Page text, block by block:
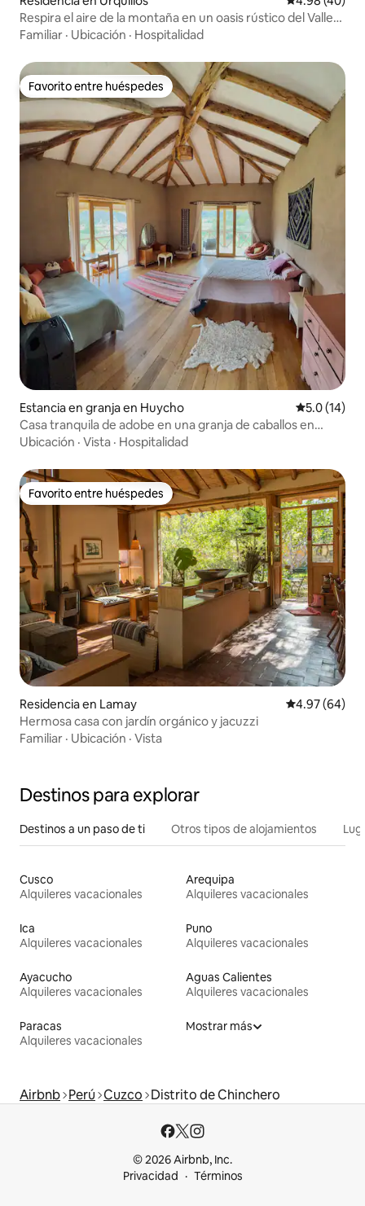
Respira el aire de la montaña en un oasis rústico del Valle
Sagrado
Familiar · Ubicación · Hospitalidad
Favorito entre huéspedes
Favorito entre huéspedes
Estancia en granja en Huycho Calificación
5.0 (14)
Casa tranquila de adobe en una granja de caballos en
Huaran/Arin
Ubicación · Vista · Hospitalidad
Favorito entre huéspedes
Favorito entre huéspedes
Residencia en Lamay Calificación
4.97 (64)
Hermosa casa con jardín orgánico y jacuzzi
Familiar · Ubicación · Vista
Destinos para explorar
Destinos a un paso de ti Otros tipos de alojamientos
Cusco
Alquileres vacacionales
Arequipa
Alquileres vacacionales
Ica
Alquileres vacacionales
Puno
Alquileres vacacionales
Ayacucho
Alquileres vacacionales
Aguas Calientes
Alquileres vacacionales
Paracas
Alquileres vacacionales
Mostrar más
Airbnb Perú Cuzco Distrito de Chinchero
© 2026 Airbnb, Inc.
Privacidad
Términos